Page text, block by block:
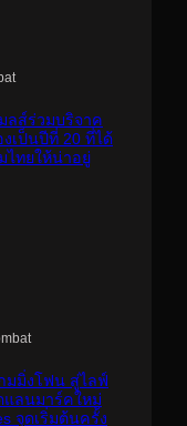
ลส์ร่วมบริจาค
เป็นปีที่ 20 ที่ได้
ไทยให้น่าอยู่
มมิ่งโฟน สู่ไลฟ์
แลนมาร์คใหม่
จุดเริ่มต้นครั้ง